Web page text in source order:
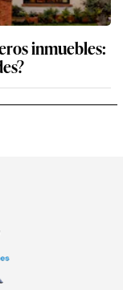
inmuebles: